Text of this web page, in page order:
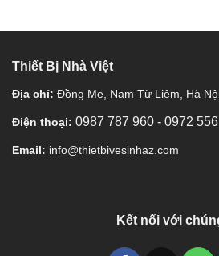
Thiết Bị Nhà Việt
Địa chỉ: Đồng Me, Nam Từ Liêm, Hà
Điện thoại: 0987 787 960 - 0972
Email: info@thietbivesinhaz.com
Kết nối với